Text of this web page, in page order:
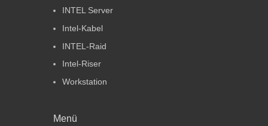
INTEL Server
Intel-Kabel
INTEL-Raid
Intel-Riser
Workstation
Menü